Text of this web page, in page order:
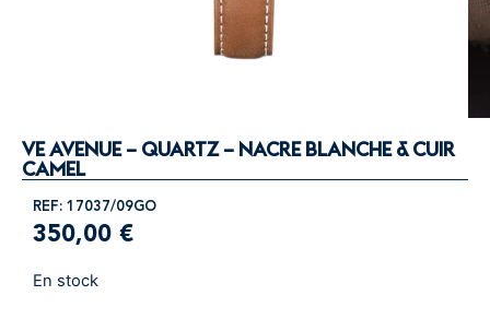
VE AVENUE – QUARTZ – NACRE BLANCHE & CUIR
CAMEL
REF: 17037/09GO
350,00 €
En stock